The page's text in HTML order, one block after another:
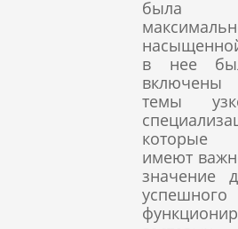
была
в нее
темы
которые
имеют
значение
успешного